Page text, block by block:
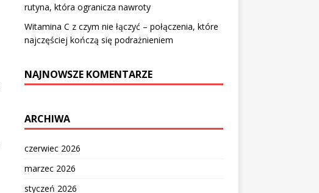
rutyna, która ogranicza nawroty
Witamina C z czym nie łączyć – połączenia, które
najczęściej kończą się podrażnieniem
NAJNOWSZE KOMENTARZE
ARCHIWA
czerwiec 2026
marzec 2026
styczeń 2026